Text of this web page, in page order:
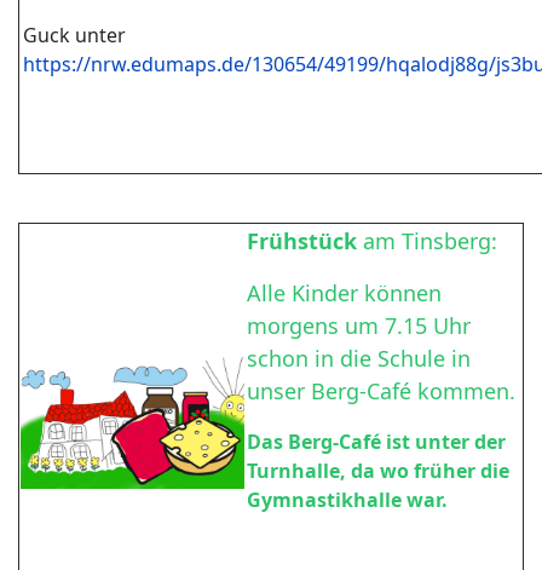
Guck unter
https://nrw.edumaps.de/130654/49199/hqalodj88g/
Frühstück am Tinsberg:
Alle Kinder können
morgens um 7.15 Uhr
schon in die Schule in
unser Berg-Café kommen.
Das Berg-Café ist unter der
Turnhalle, da wo früher die
Gymnastikhalle war.